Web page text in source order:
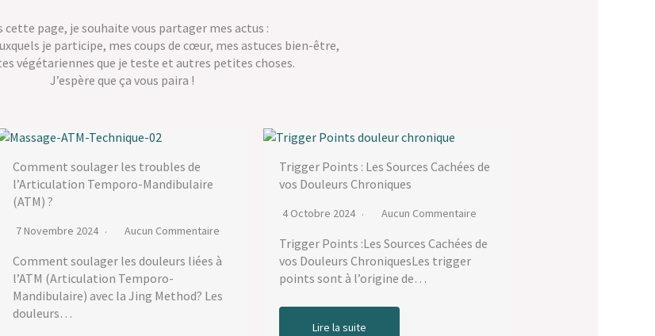
cette page, je souhaite vous partager mes actus :
je participe, mes coups de cœur, mes astuces bien-être,
végétariennes que je teste et autres petites choses.
J’espère que ça vous paira !
Comment soulager les troubles de
l’Articulation Temporo-Mandibulaire
(ATM) ?
7 Novembre 2024 Aucun Commentaire
Comment soulager les douleurs liées à
l’ATM (Articulation Temporo-
Mandibulaire) avec la Jing Method? Les
douleurs…
Trigger Points : Les Sources Cachées de
vos Douleurs Chroniques
4 Octobre 2024 Aucun Commentaire
Trigger Points :Les Sources Cachées de
vos Douleurs ChroniquesLes trigger
points sont à l’origine de…
Lire la suite